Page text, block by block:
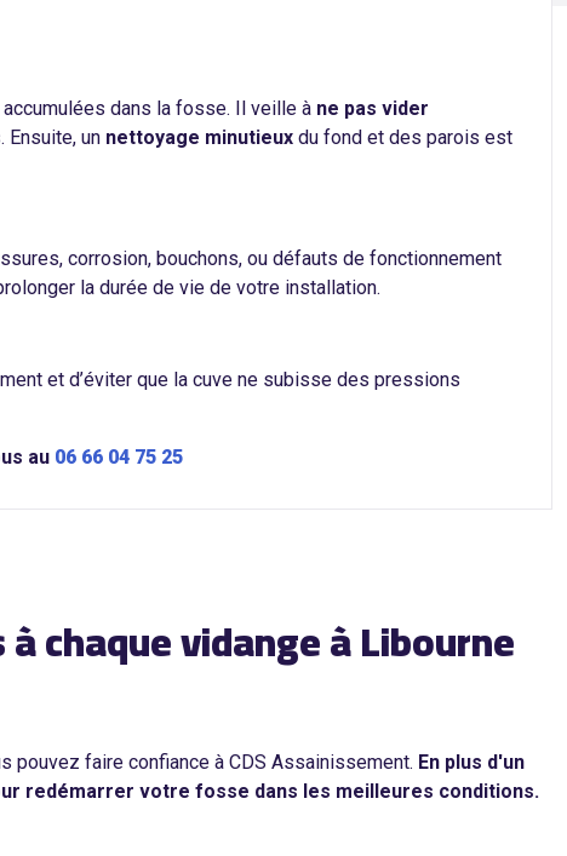
dans la fosse. Il veille à ne pas vider
Ensuite, un nettoyage minutieux du fond et des parois est
corrosion, bouchons, ou défauts de fonctionnement
la durée de vie de votre installation.
et d’éviter que la cuve ne subisse des pressions
au 06 66 04 75 25
chaque vidange à Libourne
faire confiance à CDS Assainissement. En plus d'un
redémarrer votre fosse dans les meilleures conditions.